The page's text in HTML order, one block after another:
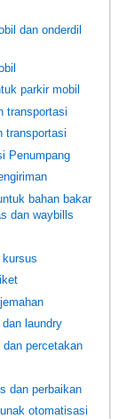
dan onderdil
parkir mobil
transportasi
transportasi
Penumpang
bahan bakar
dan waybills
kursus
laundry
dan percetakan
dan perbaikan
otomatisasi